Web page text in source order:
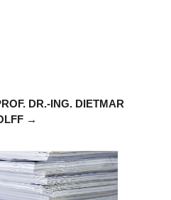
DR.-ING. DIETMAR